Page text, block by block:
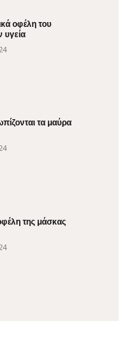
οφέλη του
υγεία
τα μαύρα
της μάσκας